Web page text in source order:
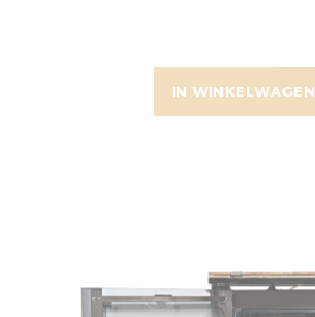
IN WINKELWAGEN